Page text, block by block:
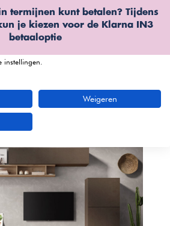
termijnen kunt betalen? Tijdens
je kiezen voor de Klarna IN3
betaaloptie
analyse van onze bezoekersgegevens, om
inhoud te tonen en om u een
instellingen.
Weigeren